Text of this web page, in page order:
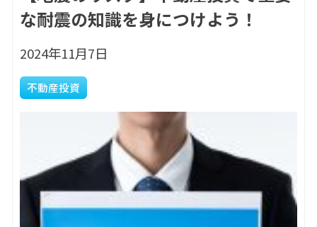
な耐震の知識を身につけよう！
2024年11月7日
不動産投資